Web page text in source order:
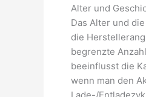
Alter und
Das Alter und
die
begrenzte
beeinflusst die
wenn man den
Lade-/